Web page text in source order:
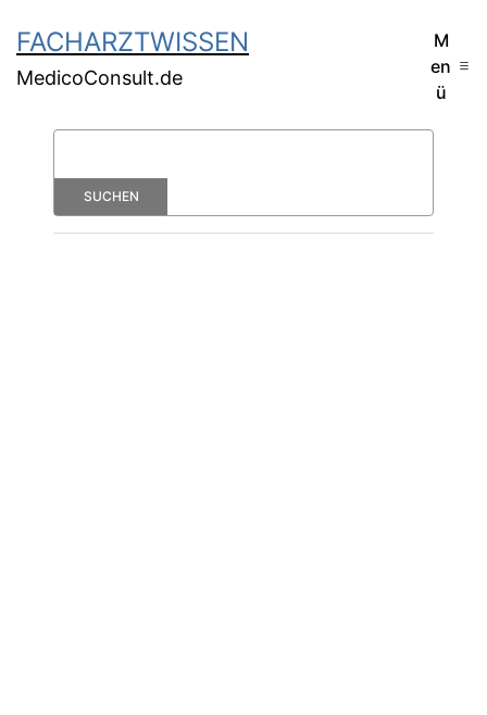
FACHARZTWISSEN
MedicoConsult.de
M
en
ü